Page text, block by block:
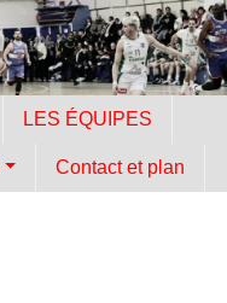
LES ÉQUIPES
Contact et plan